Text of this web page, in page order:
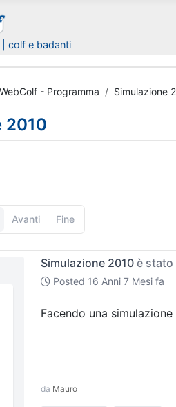
| colf e badanti
WebColf - Programma Simulazione
2010
Avanti Fine
Simulazione 2010 è stato
Posted 16 Anni 7 Mesi fa
Facendo una
da Mauro